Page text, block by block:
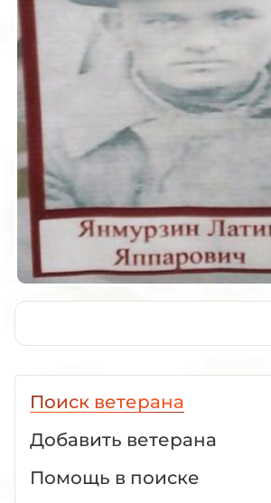
Поиск ветерана
Добавить ветерана
Помощь в поиске